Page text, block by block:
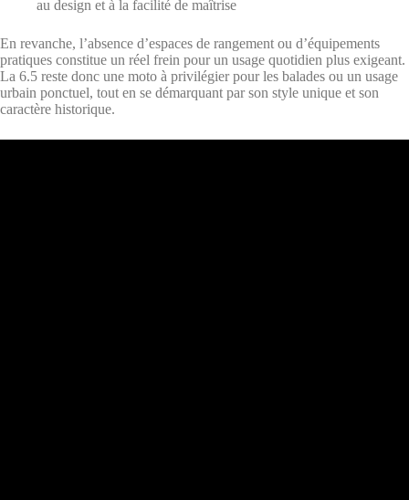
au design et à la facilité de maîtrise
En revanche, l’absence d’espaces de rangement ou d’équipements
pratiques constitue un réel frein pour un usage quotidien plus exigeant.
La 6.5 reste donc une moto à privilégier pour les balades ou un usage
urbain ponctuel, tout en se démarquant par son style unique et son
caractère historique.